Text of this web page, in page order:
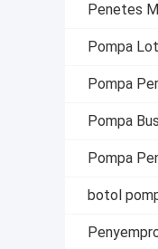
Penetes
Pompa
Pompa
Pompa
Pompa
botol